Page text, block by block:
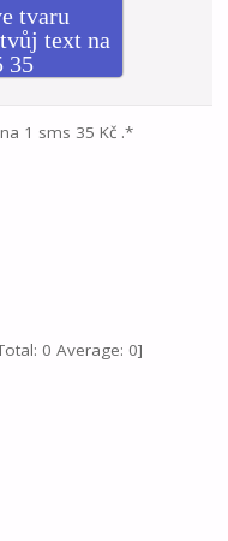
tvaru
text na
35
1 sms 35 Kč .*
0 Average: 0]